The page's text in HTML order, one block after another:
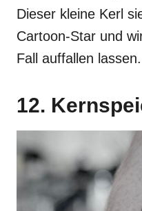
Dieser kleine Kerl
Cartoon-Star und
Fall auffallen lassen.
12.